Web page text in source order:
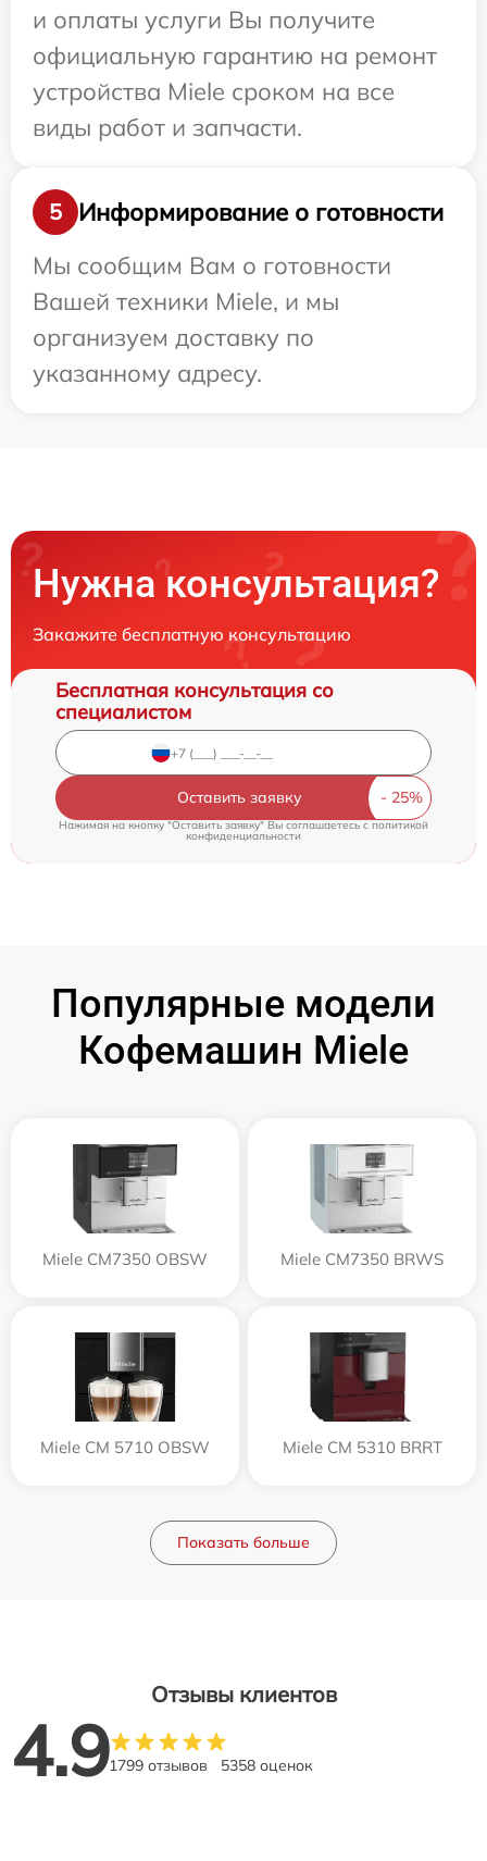
и оплаты услуги Вы получите
официальную гарантию на ремонт
устройства Miele сроком на все
виды работ и запчасти.
5
Информирование о готовности
Мы сообщим Вам о готовности
Вашей техники Miele, и мы
организуем доставку по
указанному адресу.
Нужна консультация?
Закажите бесплатную консультацию
Бесплатная консультация со
специалистом
Оставить заявку
Нажимая на кнопку "Оставить заявку" Вы соглашаетесь cполитикой
конфиденциальности
Популярные модели
Кофемашин Miele
Miele CM7350 OBSW Miele CM7350 BRWS
Miele CM 5710 OBSW Miele CM 5310 BRRT
Показать больше
Отзывы клиентов
4.91799 отзывов 5358 оценок